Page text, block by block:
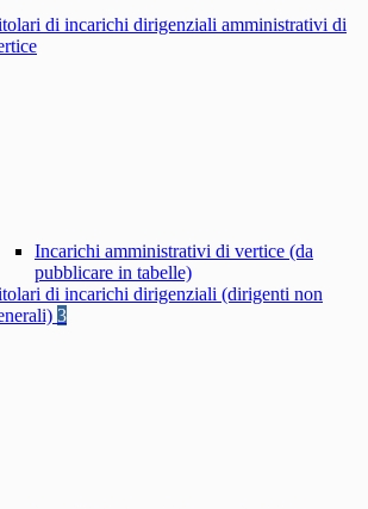
di incarichi dirigenziali amministrativi di
Incarichi amministrativi di vertice (da
pubblicare in tabelle)
di incarichi dirigenziali (dirigenti non
3